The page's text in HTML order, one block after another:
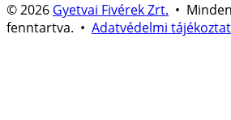
© 2026 Gyetvai Fivérek Zrt. •
fenntartva. • Adatvédelmi